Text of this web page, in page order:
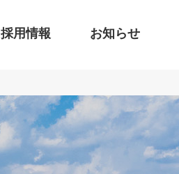
採用情報 お知らせ